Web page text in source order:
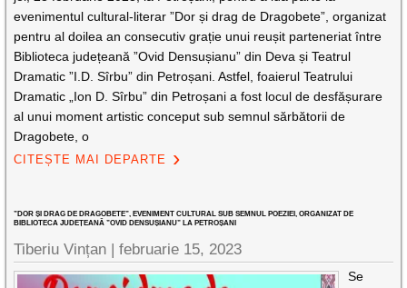
evenimentul cultural-literar ”Dor și drag de Dragobete”, organizat
pentru al doilea an consecutiv grație unui reușit parteneriat între
Biblioteca județeană ”Ovid Densușianu” din Deva și Teatrul
Dramatic ”I.D. Sîrbu” din Petroșani. Astfel, foaierul Teatrului
Dramatic „Ion D. Sîrbu” din Petroșani a fost locul de desfășurare
al unui moment artistic conceput sub semnul sărbătorii de
Dragobete, o
CITEȘTE MAI DEPARTE
”DOR ȘI DRAG DE DRAGOBETE”, EVENIMENT CULTURAL SUB SEMNUL POEZIEI, ORGANIZAT DE
BIBLIOTECA JUDEȚEANĂ ”OVID DENSUȘIANU” LA PETROȘANI
Tiberiu Vințan |februarie 15, 2023
Se